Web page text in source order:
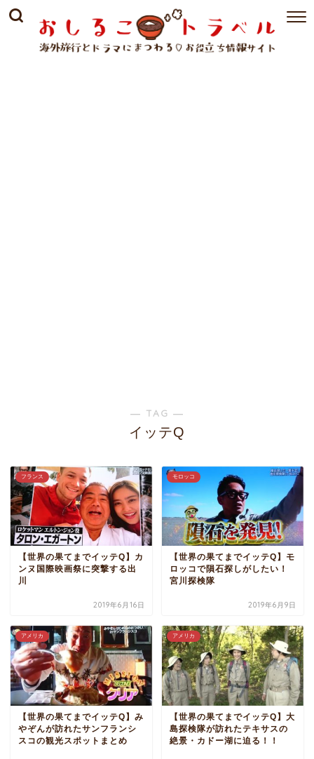
― TAG ―
イッテQ
フランス
【世界の果てまでイッテQ】カ
ンヌ国際映画祭に突撃する出
川
2019年6月16日
モロッコ
【世界の果てまでイッテQ】モ
ロッコで隕石探しがしたい！
宮川探検隊
2019年6月9日
アメリカ
【世界の果てまでイッテQ】み
やぞんが訪れたサンフランシ
スコの観光スポットまとめ
アメリカ
【世界の果てまでイッテQ】大
島探検隊が訪れたテキサスの
絶景・カドー湖に迫る！！